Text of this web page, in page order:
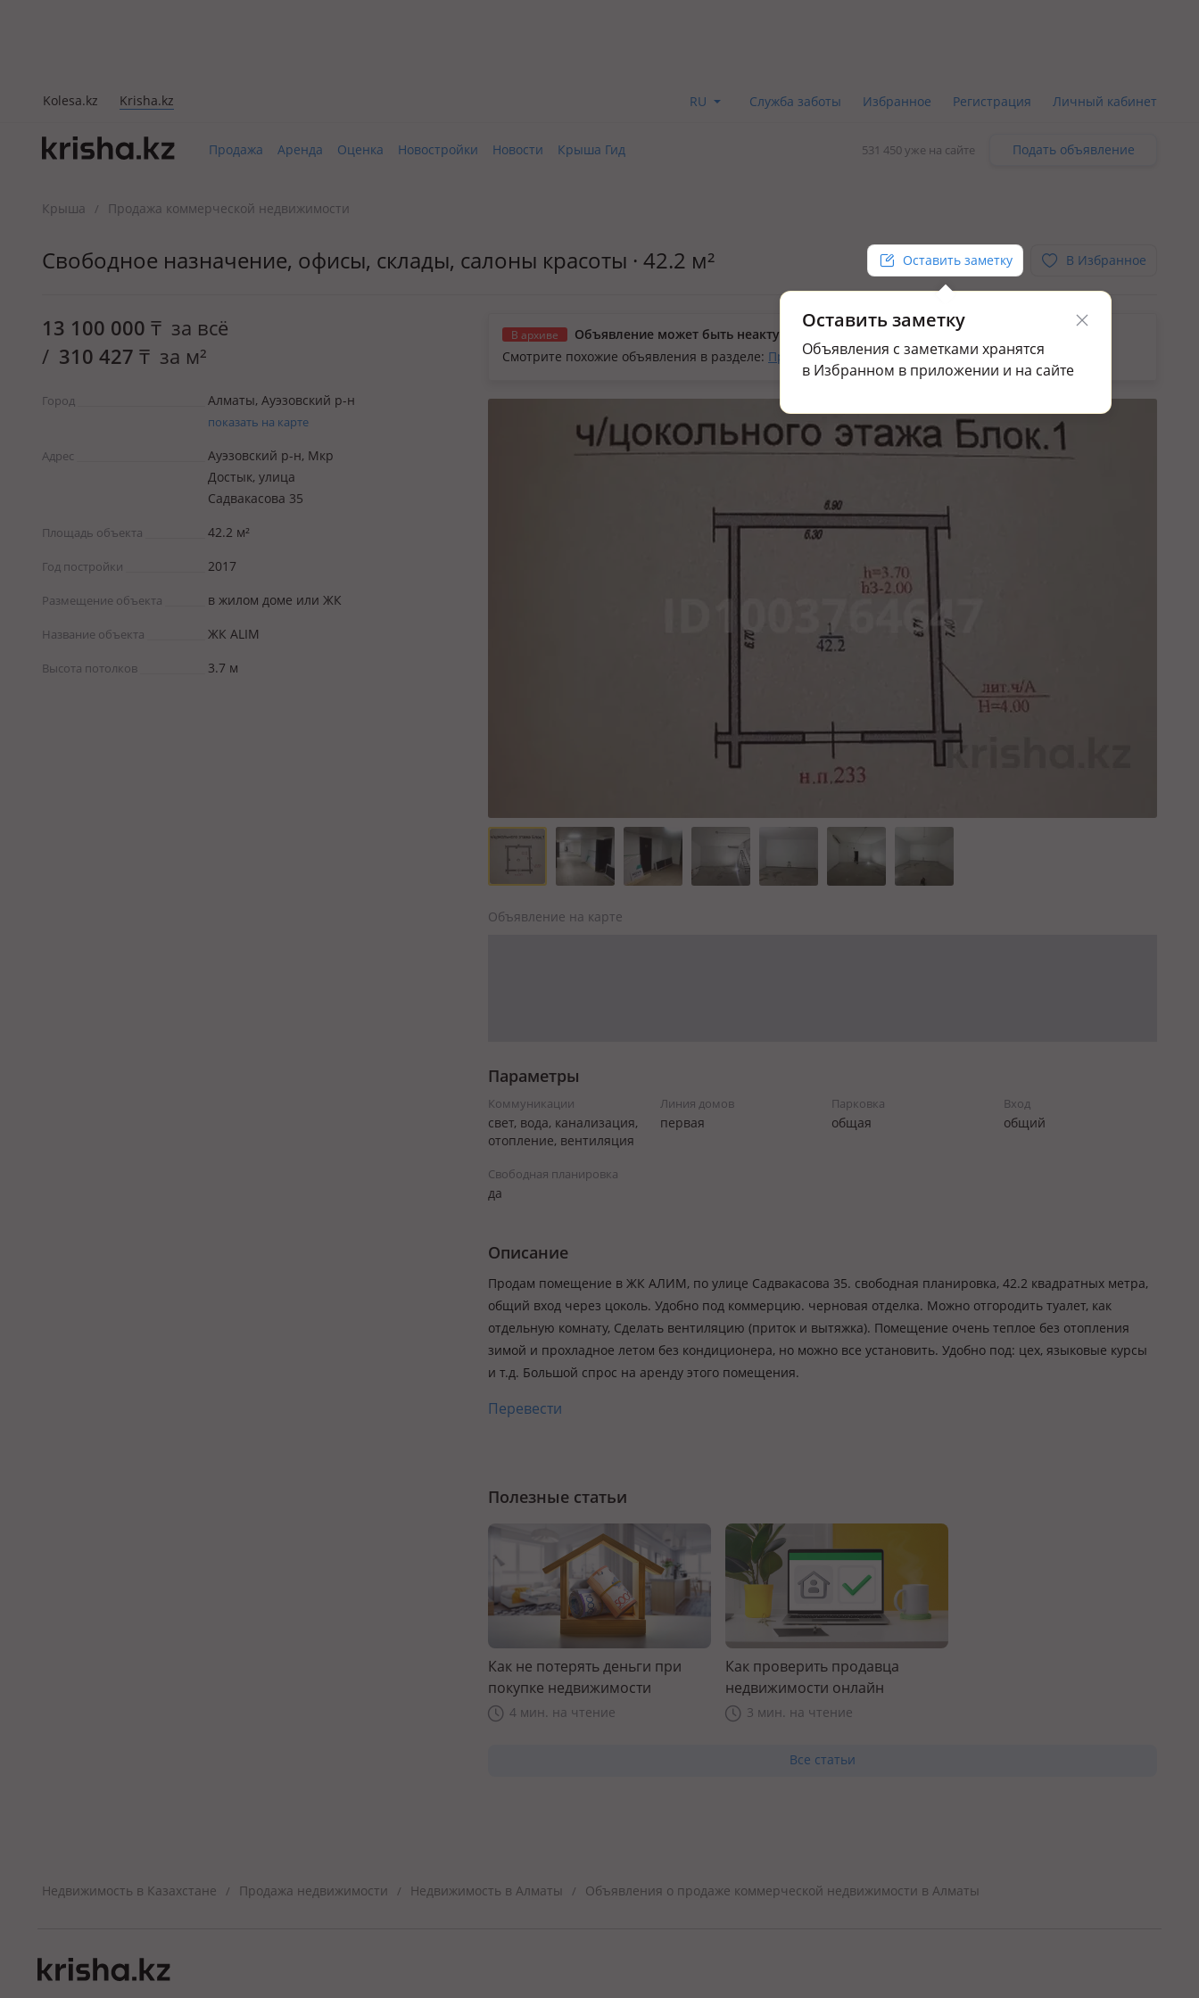
Kolesa.kz Krisha.kz RU Служба заботы Избранное Регистрация Личный кабинет
Продажа Аренда Оценка Новостройки Новости Крыша Гид 531 450 уже на сайте Подать объявление
Крыша / Продажа коммерческой недвижимости
Свободное назначение, офисы, склады, салоны красоты · 42.2 м² Оставить заметку
Оставить заметку
Объявления с заметками хранятся
в Избранном в приложении и на сайте
В Избранное
13 100 000 ₸ за всё
/ 310 427 ₸ за м²
Город Алматы, Ауэзовский р-н
показать на карте
Адрес
Ауэзовский р-н, Мкр
Достык, улица
Садвакасова 35
Площадь объекта 42.2 м²
Год постройки 2017
Размещение объекта в жилом доме или ЖК
Название объекта ЖК ALIM
Высота потолков 3.7 м
В архиве
Объявление может быть неактуальным.
Смотрите похожие объявления в разделе: Продажа коммерческой недвижимости в мкр Достык
Объявление на карте
Параметры
Коммуникации
свет, вода, канализация,
отопление, вентиляция
Линия домов
первая
Парковка
общая
Вход
общий
Свободная планировка
да
Описание
Продам помещение в ЖК АЛИМ, по улице Садвакасова 35. свободная планировка, 42.2 квадратных метра,
общий вход через цоколь. Удобно под коммерцию. черновая отделка. Можно отгородить туалет, как
отдельную комнату, Сделать вентиляцию (приток и вытяжка). Помещение очень теплое без отопления
зимой и прохладное летом без кондиционера, но можно все установить. Удобно под: цех, языковые курсы
и т.д. Большой спрос на аренду этого помещения.
Перевести
Полезные статьи
Как не потерять деньги при
покупке недвижимости
4 мин. на чтение
Как проверить продавца
недвижимости онлайн
3 мин. на чтение
Все статьи
Недвижимость в Казахстане / Продажа недвижимости / Недвижимость в Алматы / Объявления о продаже коммерческой недвижимости в Алматы